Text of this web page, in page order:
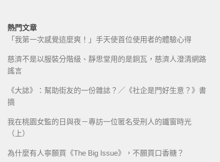
熱門文章
「我第一次感覺這麼爽！」手天使首位使用者的體驗心得
慈濟不是以服裝分階級、靜思堂用的是銅瓦，慈濟人澄清網路
謠言
《大誌》：幫助街友的一份雜誌？／《社企是門好生意？》書
摘
我在桃園女監的日與夜－專訪一位匿名受刑人的鐵窗時光
（上）
為什麼有人寧願買《The Big Issue》，不願買口香糖？